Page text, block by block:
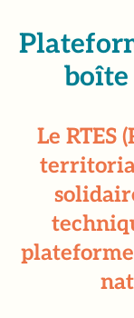
boîte
Le RTES